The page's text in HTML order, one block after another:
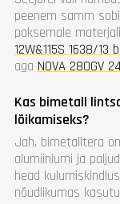
peenem samm
paksemale
12W&115S 1638/
aga NOVA 280GV
Kas bimetall
lõikamiseks?
Jah, bimetalltera
alumiiniumi ja
head
nõudlikumas